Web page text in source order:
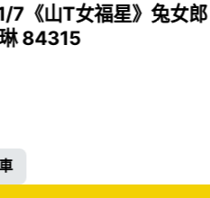
7《山T女福星》兔女郎
84315